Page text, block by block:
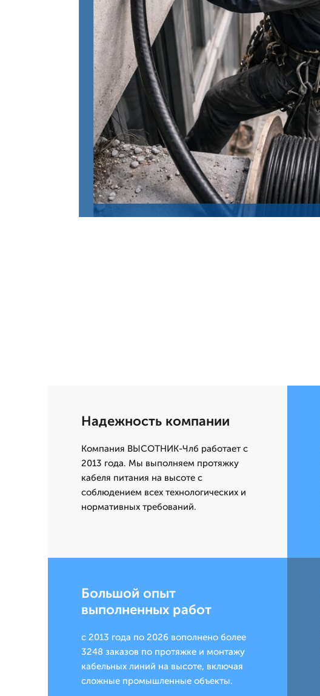
Надежность компании
Компания ВЫСОТНИК-Члб работает с
2013 года. Мы выполняем протяжку
кабеля питания на высоте с
соблюдением всех технологических и
нормативных требований.
Большой опыт
выполненных работ
с 2013 года по 2026 вополнено более
3248 заказов по протяжке и монтажу
кабельных линий на высоте, включая
сложные промышленные объекты.